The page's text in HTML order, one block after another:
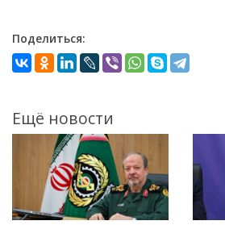
Поделиться:
Ещё новости